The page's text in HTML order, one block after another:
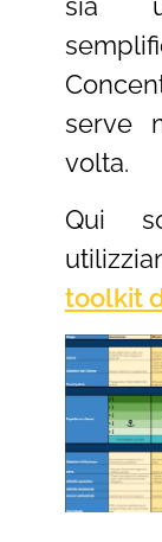
sia
serve
volta.
Qui
toolkit